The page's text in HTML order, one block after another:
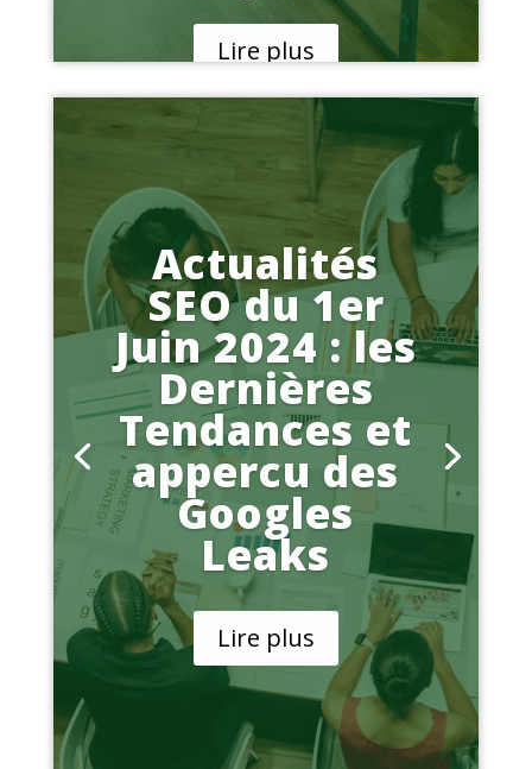
Lire plus
Actualités
SEO du 1er
Juin 2024 : les
Dernières
Tendances et
appercu des
Googles
Leaks
Lire plus